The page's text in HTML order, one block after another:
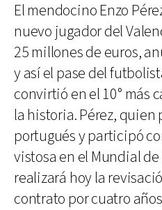
El mendocino Enzo
nuevo jugador del
25 millones de euros,
y así el pase del
convirtió en el 10° más
la historia. Pérez,
portugués y participó
vistosa en el Mundial de
realizará hoy la
contrato por cuatro